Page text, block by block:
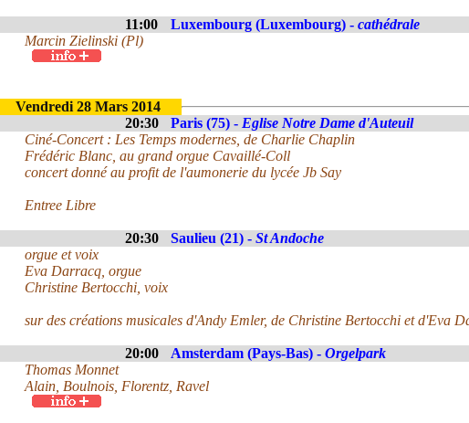
11:00 Luxembourg (Luxembourg) - cathédrale
Marcin Zielinski (Pl)
Vendredi 28 Mars 2014
20:30
Paris (75) - Eglise Notre Dame d'Auteuil
Ciné-Concert : Les Temps modernes, de Charlie Chaplin
Frédéric Blanc, au grand orgue Cavaillé-Coll
concert donné au profit de l'aumonerie du lycée Jb Say
Entree Libre
20:30 Saulieu (21) - St Andoche
orgue et voix
Eva Darracq, orgue
Christine Bertocchi, voix
sur des créations musicales d'Andy Emler, de Christine Bertocchi et d'Eva
20:00 Amsterdam (Pays-Bas) - Orgelpark
Thomas Monnet
Alain, Boulnois, Florentz, Ravel